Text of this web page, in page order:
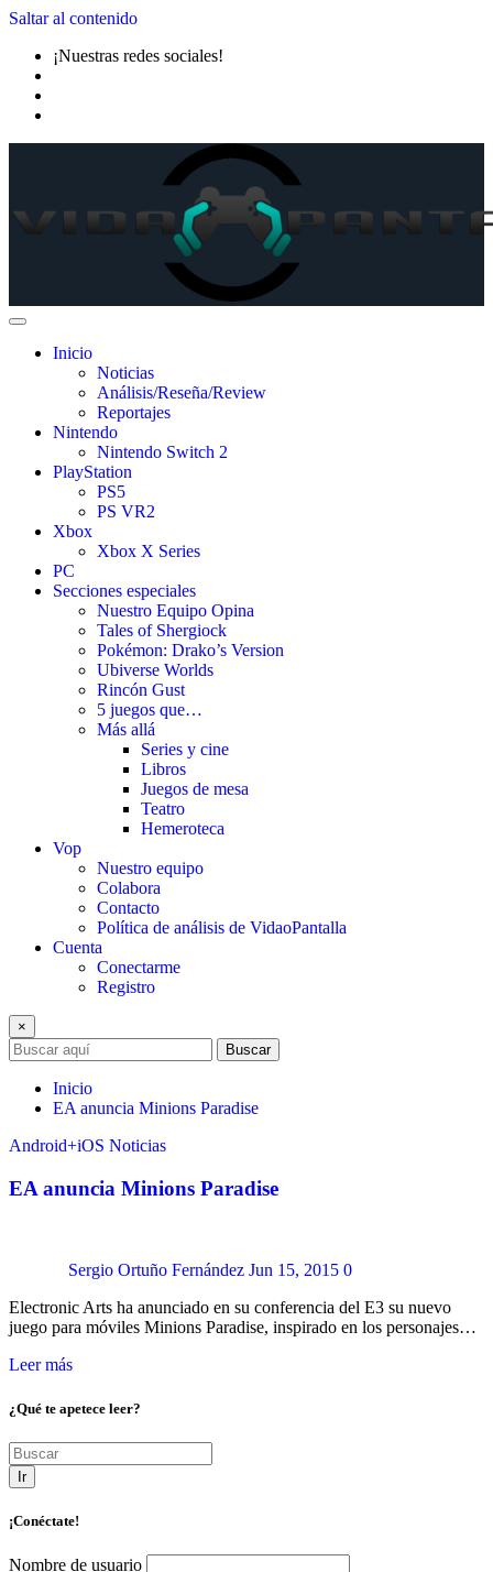
Saltar al contenido
¡Nuestras redes sociales!
Inicio
Noticias
Análisis/Reseña/Review
Reportajes
Nintendo
Nintendo Switch 2
PlayStation
PS5
PS VR2
Xbox
Xbox X Series
PC
Secciones especiales
Nuestro Equipo Opina
Tales of Shergiock
Pokémon: Drako’s Version
Ubiverse Worlds
Rincón Gust
5 juegos que…
Más allá
Series y cine
Libros
Juegos de mesa
Teatro
Hemeroteca
Vop
Nuestro equipo
Colabora
Contacto
Política de análisis de VidaoPantalla
Cuenta
Conectarme
Registro
×
Buscar
Inicio
EA anuncia Minions Paradise
Android+iOS Noticias
EA anuncia Minions Paradise
Sergio Ortuño Fernández Jun 15, 2015 0
Electronic Arts ha anunciado en su conferencia del E3 su nuevo
juego para móviles Minions Paradise, inspirado en los personajes…
Leer más
¿Qué te apetece leer?
Ir
¡Conéctate!
Nombre de usuario